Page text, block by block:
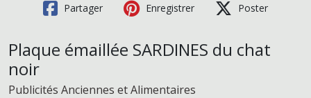
Partager Enregistrer Poster
Plaque émaillée SARDINES du chat
noir
Publicités Anciennes et Alimentaires